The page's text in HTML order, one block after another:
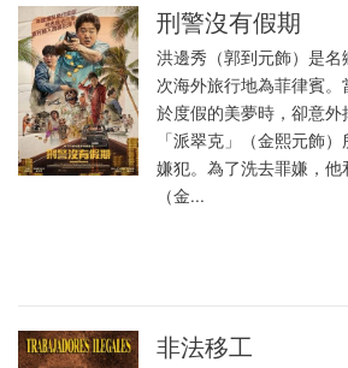
刑警沒有假期
洪邊秀（郭到元飾）是
次海外旅行地為菲律賓
於度假的美夢時，卻意
「派翠克」（金熙元飾
嫌犯。為了洗去罪嫌，
（金...
非法移工